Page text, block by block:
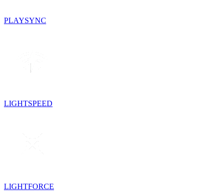
PLAYSYNC
LIGHTSPEED
LIGHTFORCE